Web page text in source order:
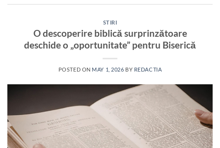
STIRI
O descoperire biblică surprinzătoare
deschide o „oportunitate” pentru Biserică
POSTED ON MAY 1, 2026 BY REDACTIA